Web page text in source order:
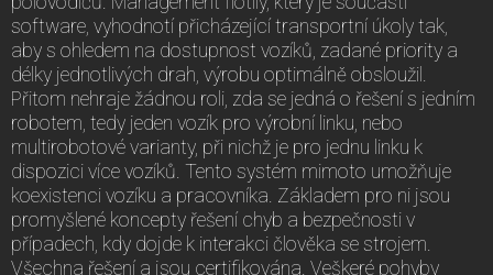
software, vyhodnotí přicházející transportní úkoly tak,
aby s ohledem na dostupnost vozíků, zadané priority a
délky jednotlivých drah, výrobu optimálně obsloužil.
Přitom nehraje žádnou roli, zda se jedná o řešení s jedním
robotem, tedy jeden vozík pro výrobní linku, nebo
multirobotové varianty, při nichž je pro jednu linku k
dispozici více vozíků. Tento systém mimoto umožňuje
koexistenci vozíku a pracovníka. Základem pro ni jsou
promyšlené koncepty řešení chyb a bezpečnosti v
případech, kdy dojde k interakci člověka se strojem.
Všechna řešení a jsou certifikována. Veškeré pohyby